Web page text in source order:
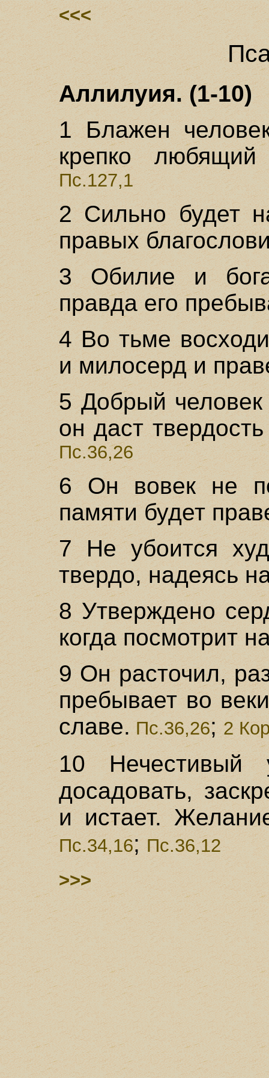
<<<
Аллилуия. (1-10)
1 Блажен
крепко
Пс.127,1
2 Сильно будет
правых
3 Обилие и
правда его
4 Во тьме
и милосерд и
5 Добрый
он даст
Пс.36,26
6 Он вовек не
памяти будет
7 Не убоится
твердо, надеясь
8 Утверждено
когда посмотрит
9 Он расточил,
пребывает во
славе. Пс.36,26; 2
10 Нечестивый
досадовать,
и истает.
Пс.34,16;Пс.36,12
>>>